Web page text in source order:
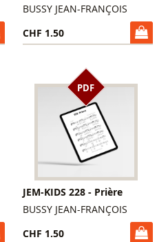
BUSSY JEAN-FRANÇOIS
CHF 1.50
PDF
JEM-KIDS 228 - Prière
BUSSY JEAN-FRANÇOIS
CHF 1.50